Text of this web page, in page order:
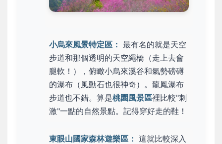
小烏來風景特定區： 最有名的就是天空
步道和那個透明的天空繩橋（走上去會
腿軟！），俯瞰小烏來溪谷和氣勢磅礡
的瀑布（風動石也很神奇）。龍鳳瀑布
步道也不錯。算是桃園風景區裡比較"刺
激"一點的自然景點。記得穿好走的鞋！
東眼山國家森林遊樂區： 這就比較深入